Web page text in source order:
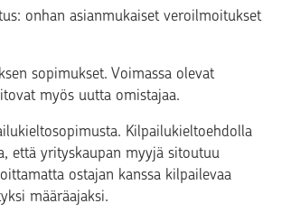
onhan asianmukaiset veroilmoitukset
sopimukset. Voimassa olevat
myös uutta omistajaa.
Kilpailukieltoehdolla
että yrityskaupan myyjä sitoutuu
ostajan kanssa kilpailevaa
määräajaksi.